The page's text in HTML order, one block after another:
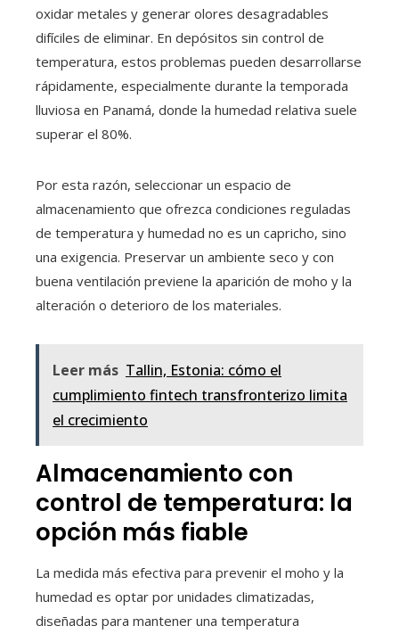
oxidar metales y generar olores desagradables
difíciles de eliminar. En depósitos sin control de
temperatura, estos problemas pueden desarrollarse
rápidamente, especialmente durante la temporada
lluviosa en Panamá, donde la humedad relativa suele
superar el 80%.
Por esta razón, seleccionar un espacio de
almacenamiento que ofrezca condiciones reguladas
de temperatura y humedad no es un capricho, sino
una exigencia. Preservar un ambiente seco y con
buena ventilación previene la aparición de moho y la
alteración o deterioro de los materiales.
Leer más Tallin, Estonia: cómo el
cumplimiento fintech transfronterizo limita
el crecimiento
Almacenamiento con
control de temperatura: la
opción más fiable
La medida más efectiva para prevenir el moho y la
humedad es optar por unidades climatizadas,
diseñadas para mantener una temperatura